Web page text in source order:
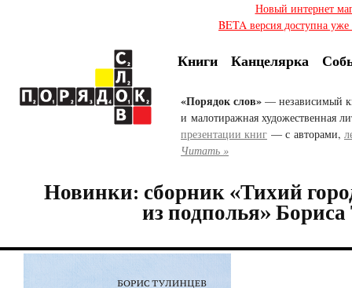
Новый интернет
BETA версия доступна
Книги Канцелярка
«Порядок слов» — независимый
и малотиражная художественная
презентации книг — с авторами,
Читать »
Новинки: сборник «Тихий
из подполья»